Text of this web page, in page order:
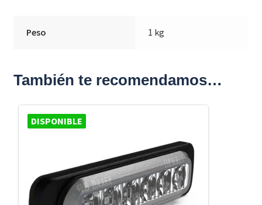
Peso 1 kg
También te recomendamos…
DISPONIBLE